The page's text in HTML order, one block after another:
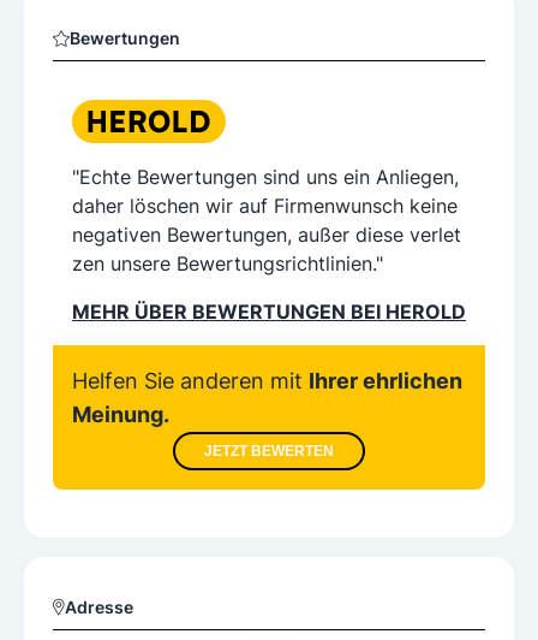
Bewertungen
"Echte Bewertungen sind uns ein Anliegen,
daher löschen wir auf Firmenwunsch keine
negativen Bewertungen, außer diese verlet
zen unsere Bewertungsrichtlinien."
MEHR ÜBER BEWERTUNGEN BEI HEROLD
Helfen Sie anderen mit Ihrer ehrlichen
Meinung.
JETZT BEWERTEN
Adresse